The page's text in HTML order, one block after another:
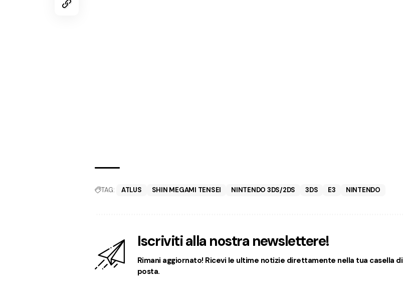
TAG: ATLUS SHIN MEGAMI TENSEI NINTENDO 3DS/2DS 3DS E3 NINTENDO
Iscriviti alla nostra newslettere!
Rimani aggiornato! Ricevi le ultime notizie direttamente nella tua casella di
posta.